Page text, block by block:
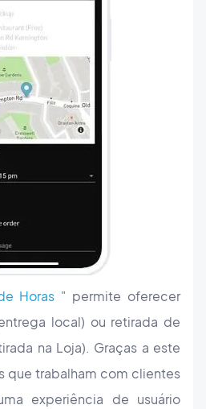
Horas " permite oferecer
local) ou retirada de
na Loja). Graças a este
que trabalham com clientes
experiência de usuário